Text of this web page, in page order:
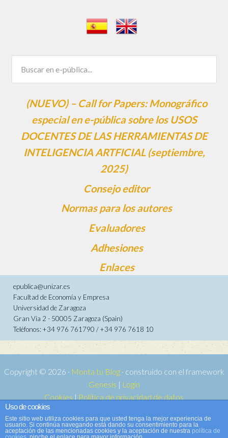
(NUEVO) – Call for Papers: Monográfico
especial en e-pública sobre los USOS
DOCENTES DE LAS HERRAMIENTAS DE
INTELIGENCIA ARTFICIAL (septiembre,
2025)
Consejo editor
Normas para los autores
Evaluadores
Adhesiones
Enlaces
epublica@unizar.es
Facultad de Economía y Empresa
Universidad de Zaragoza
Gran Vía 2 - 50005 Zaragoza (Spain)
Teléfonos: +34 976 761790 / +34 976 7618 10
Copyright © 2026 · Monta tu Blog· construido con el framework
Genesis | Login
Cookies | Política de privacidad de datos
Copyright © 2026 ·
WordPress·Acceder
Uso de cookies
Este sitio web utiliza cookies para que usted tenga la mejor experiencia de
usuario. Si continúa navegando está dando su consentimiento para la
aceptación de las mencionadas cookies y la aceptación de nuestra política de